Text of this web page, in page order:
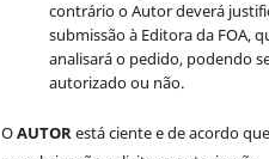
contrário o Autor deverá
submissão à Editora da FOA,
analisará o pedido, podendo
autorizado ou não.
OAUTORestá ciente e de acordo